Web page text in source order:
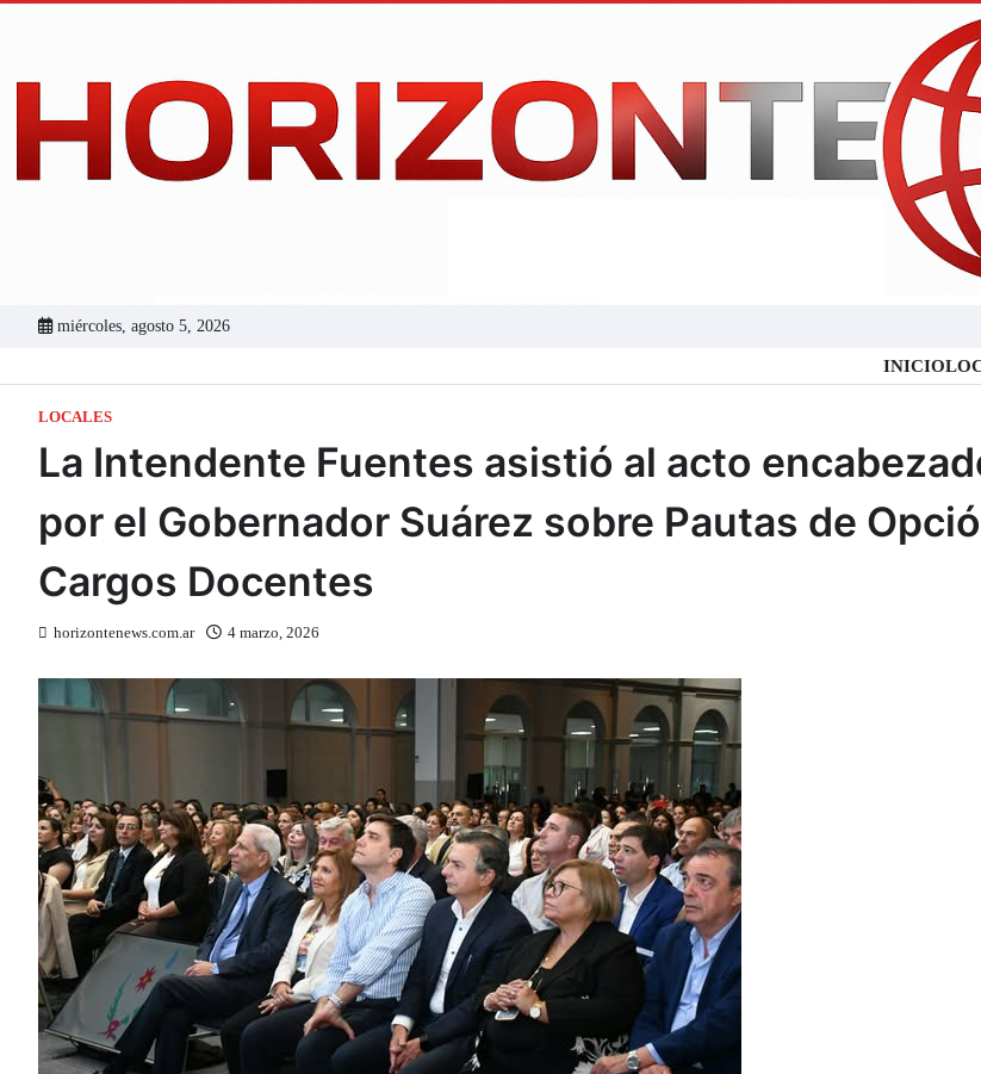
miércoles, agosto 5, 2026
INICIO
LOCALES
La Intendente Fuentes asistió al acto
por el Gobernador Suárez sobre Pautas de
Cargos Docentes
horizontenews.com.ar 4 marzo, 2026